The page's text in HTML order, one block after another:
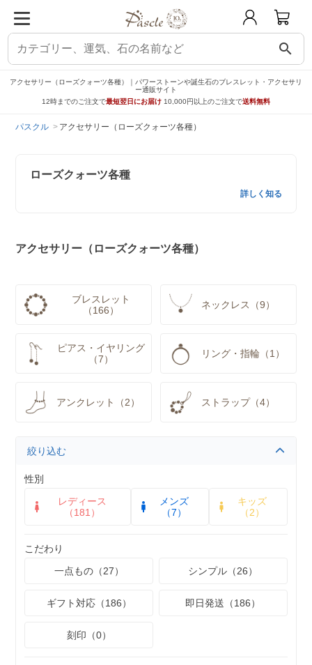
search
アクセサリー（ローズクォーツ各種）｜パワーストーンや誕生石のブレスレット・アクセサリ
ー通販サイト
12時までのご注文で最短翌日にお届け 10,000円以上のご注文で送料無料
パスクル アクセサリー（ローズクォーツ各種）
ローズクォーツ各種
詳しく知る
アクセサリー（ローズクォーツ各種）
ブレスレット
（166）
ネックレス（9）
ピアス・イヤリング
（7）
リング・指輪（1）
アンクレット（2） ストラップ（4）
絞り込む
性別
レディース
（181）
メンズ
（7）
キッズ
（2）
こだわり
一点もの（27）
シンプル（26）
ギフト対応（186） 即日発送（186）
刻印（0）